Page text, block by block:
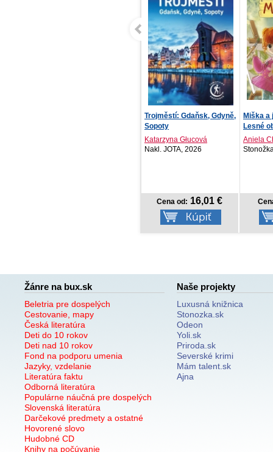
Miška a jej malí pacienti:
Lesné obrazy
Aniela Cholewińska-S...
Stonožka, 2026
Cena od: 9,68 €
Eva
Žánre na bux.sk
Beletria pre dospelých
Cestovanie, mapy
Česká literatúra
Deti do 10 rokov
Deti nad 10 rokov
Fond na podporu umenia
Jazyky, vzdelanie
Literatúra faktu
Odborná literatúra
Populárne náučná pre dospelých
Slovenská literatúra
Darčekové predmety a ostatné
Hovorené slovo
Hudobné CD
Knihy na počúvanie
Naše projekty
Luxusná knižnica
Stonozka.sk
Odeon
Yoli.sk
Priroda.sk
Severské krimi
Mám talent.sk
Ajna